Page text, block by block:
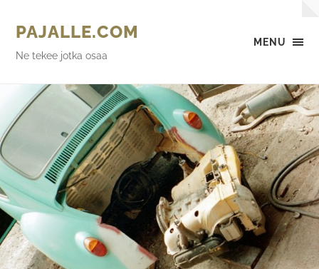
MENU
PAJALLE.COM
Ne tekee jotka osaa